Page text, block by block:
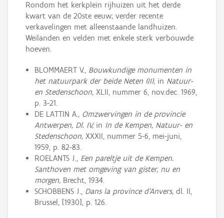
Rondom het kerkplein rijhuizen uit het derde
kwart van de 20ste eeuw; verder recente
verkavelingen met alleenstaande landhuizen.
Weilanden en velden met enkele sterk verbouwde
hoeven.
BLOMMAERT V., Bouwkundige monumenten in
het natuurpark der beide Neten (II),in Natuur-
en Stedenschoon,XLII, nummer 6, nov.dec. 1969,
p. 3-21.
DE LATTIN A., Omzwervingen in de provincie
Antwerpen, Dl. IV,in In de Kempen, Natuur- en
Stedenschoon,XXXII, nummer 5-6, mei-juni,
1959, p. 82-83.
ROELANTS J., Een pareltje uit de Kempen.
Santhoven met omgeving van gister, nu en
morgen, Brecht, 1934.
SCHOBBENS J., Dans la province d'Anvers,dl. II,
Brussel, [1930], p. 126.